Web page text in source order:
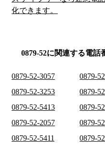
化できます。
0879-52に関連する電話
0879-52-3057 0879-
0879-52-3253
0879-
0879-52-5413
0879-
0879-52-2057
0879-
0879-52-5411
0879-